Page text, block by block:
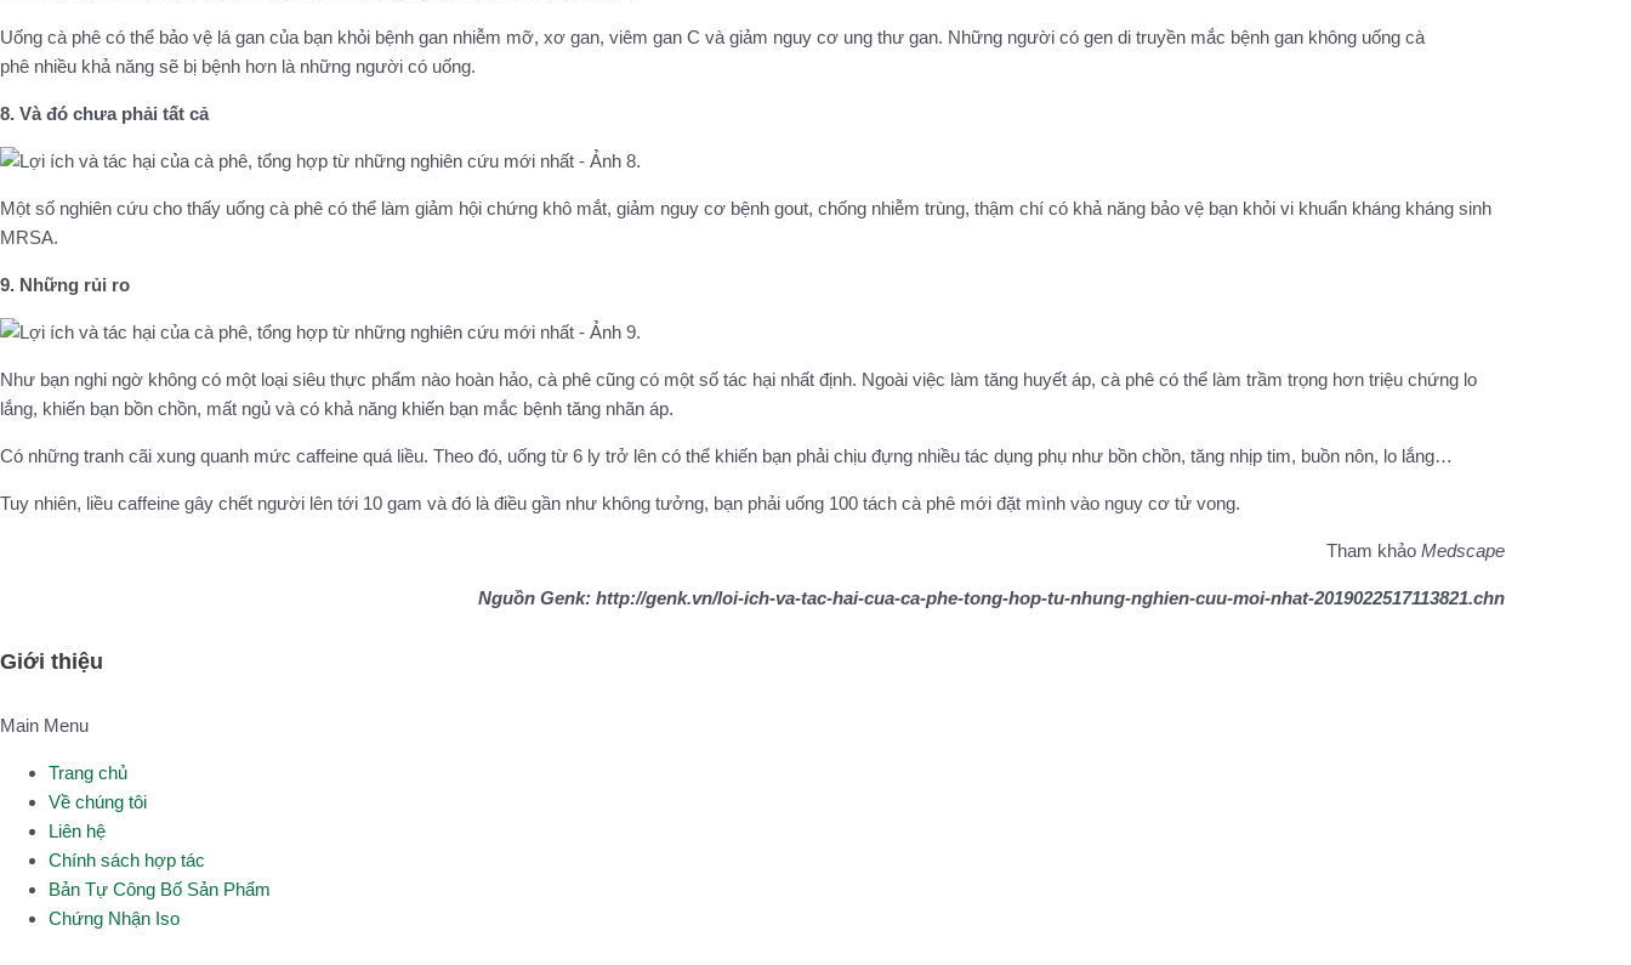
Uống cà phê có thể bảo vệ lá gan của bạn khỏi bệnh gan nhiễm mỡ, xơ gan, viêm gan C và giảm nguy cơ ung thư gan. Những người có gen di truyền mắc bệnh gan không uống cà
phê nhiều khả năng sẽ bị bệnh hơn là những người có uống.
8. Và đó chưa phải tất cả
Một số nghiên cứu cho thấy uống cà phê có thể làm giảm hội chứng khô mắt, giảm nguy cơ bệnh gout, chống nhiễm trùng, thậm chí có khả năng bảo vệ bạn khỏi vi khuẩn kháng kháng sinh
MRSA.
9. Những rủi ro
Như bạn nghi ngờ không có một loại siêu thực phẩm nào hoàn hảo, cà phê cũng có một số tác hại nhất định. Ngoài việc làm tăng huyết áp, cà phê có thể làm trầm trọng hơn triệu chứng lo
lắng, khiến bạn bồn chồn, mất ngủ và có khả năng khiến bạn mắc bệnh tăng nhãn áp.
Có những tranh cãi xung quanh mức caffeine quá liều. Theo đó, uống từ 6 ly trở lên có thể khiến bạn phải chịu đựng nhiều tác dụng phụ như bồn chồn, tăng nhịp tim, buồn nôn, lo lắng…
Tuy nhiên, liều caffeine gây chết người lên tới 10 gam và đó là điều gần như không tưởng, bạn phải uống 100 tách cà phê mới đặt mình vào nguy cơ tử vong.
Tham khảo Medscape
Nguồn Genk: http://genk.vn/loi-ich-va-tac-hai-cua-ca-phe-tong-hop-tu-nhung-nghien-cuu-moi-nhat-2019022517113821.chn
Giới thiệu
Main Menu
Trang chủ
Về chúng tôi
Liên hệ
Chính sách hợp tác
Bản Tự Công Bố Sản Phẩm
Chứng Nhận Iso